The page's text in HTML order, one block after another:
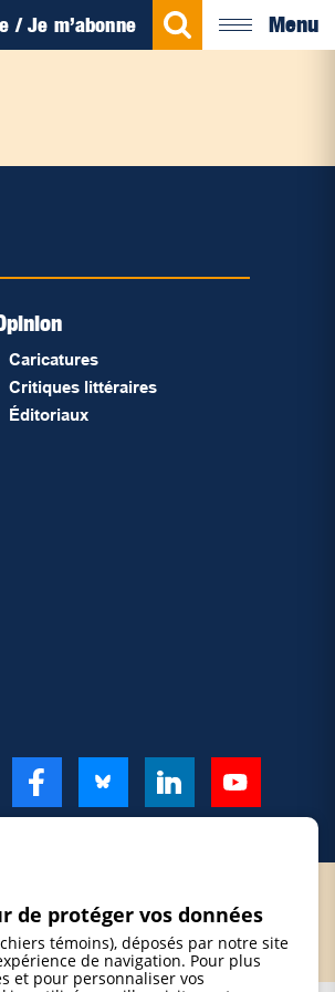
/ Je m’abonne Menu
Caricatures
Critiques littéraires
Éditoriaux
de protéger vos données
témoins), déposés par notre site
de navigation. Pour plus
et pour personnaliser vos